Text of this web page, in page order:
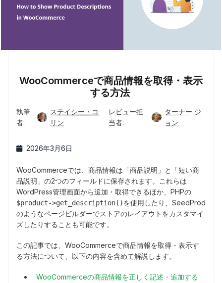
WooCommerceで商品情報を取得・表示
する方法
執筆
者:
ステイシー・コ
リン
レビュー担
当者:
ターナー ジ
ョン
2026年3月6日
WooCommerceでは、商品情報は「商品説明」と「短い商
品説明」の2つのフィールドに保存されます。これらは
WordPress管理画面から追加・取得できるほか、PHPの
$product->get_description()を使用したり、SeedProd
のようなページビルダーでストアのレイアウトをカスタマイ
ズしたりすることも可能です。
この記事では、WooCommerceで商品情報を取得・表示す
る方法について、以下の内容を含めて解説します。
WooCommerceの商品情報を正しく記述・追加する